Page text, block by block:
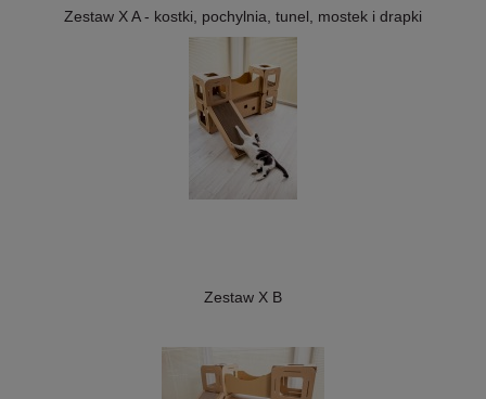
Zestaw X A - kostki, pochylnia, tunel, mostek i drapki
Zestaw X B